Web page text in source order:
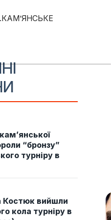
“бронзу”
турніру в
Костюк вийшли
кола турніру в